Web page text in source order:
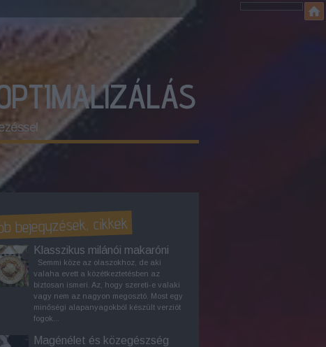
bejegyzések, cikkek
Klasszikus milánói makaróni
Semmi köze az olaszokhoz, de aki
valaha evett a közétkeztetésben az
biztosan ismeri. Az, hogy szereti-e valaki
vagy nem az nagyon megosztó. Most egy
minőségi alapanyagokból készült verziót
fogok...
Magénélet és közegészség